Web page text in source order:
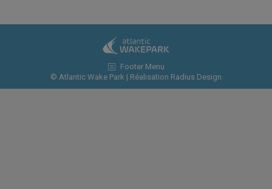
Footer Menu
© Atlantic Wake Park | Réalisation Radius Design